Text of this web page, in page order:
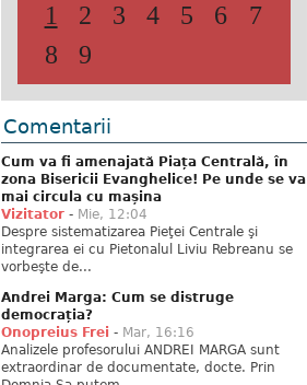
1 2 3 4 5 6
7
8
9
Comentarii
Cum va fi amenajată Piața Centrală, în
zona Bisericii Evanghelice! Pe unde se va
mai circula cu mașina
Vizitator - Mie, 12:04
Despre sistematizarea Pieţei Centrale şi
integrarea ei cu Pietonalul Liviu Rebreanu se
vorbeşte de...
Andrei Marga: Cum se distruge
democrația?
Onopreius Frei - Mar, 16:16
Analizele profesorului ANDREI MARGA sunt
extraordinar de documentate, docte. Prin